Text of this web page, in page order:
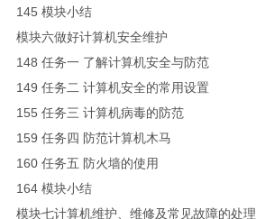
145 模块小结
模块六做好计算机安全维护
148 任务一 了解计算机安全与防范
149 任务二 计算机安全的常用设置
155 任务三 计算机病毒的防范
159 任务四 防范计算机木马
160 任务五 防火墙的使用
164 模块小结
模块七计算机维护、维修及常见故障的处理